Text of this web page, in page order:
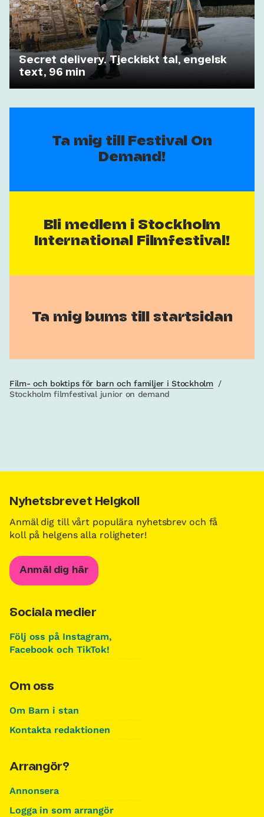
Secret delivery. Tjeckiskt tal, engelsk
text, 96 min
Ta mig till Festival On
Demand!
Bli medlem i Stockholm
International Filmfestival!
Ta mig bums till startsidan
Film- och boktips för barn och familjer i Stockholm /
Stockholm filmfestival junior on demand
Nyhetsbrevet Helgkoll
Anmäl dig till vårt populära nyhetsbrev och få
koll på helgens alla roligheter!
Anmäl dig här
Sociala medier
Följ oss på Instagram,
Facebook och TikTok!
Om oss
Om Barn i stan
Kontakta redaktionen
Arrangör?
Annonsera
Logga in som arrangör